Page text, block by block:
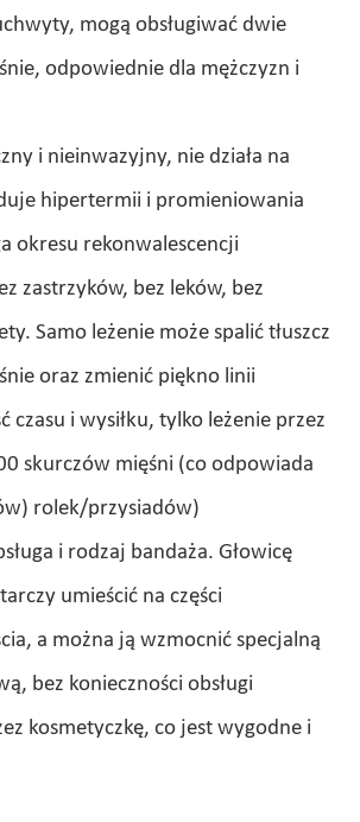
mogą obsługiwać dwie
odpowiednie dla mężczyzn i
i nieinwazyjny, nie działa na
hipertermii i promieniowania
okresu rekonwalescencji
zastrzyków, bez leków, bez
Samo leżenie może spalić tłuszcz
oraz zmienić piękno linii
czasu i wysiłku, tylko leżenie przez
skurczów mięśni (co odpowiada
rolek/przysiadów)
i rodzaj bandaża. Głowicę
umieścić na części
a można ją wzmocnić specjalną
bez konieczności obsługi
kosmetyczkę, co jest wygodne i